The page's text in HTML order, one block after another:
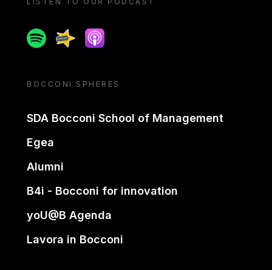
SpotifySpreakerApple podcast
BOCCONI SPHERES
SDA Bocconi School of Management
Egea
Alumni
B4i - Bocconi for innovation
yoU@B Agenda
Lavora in Bocconi